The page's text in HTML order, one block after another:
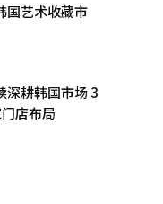
国艺术收藏市
深耕韩国市场 3
店布局